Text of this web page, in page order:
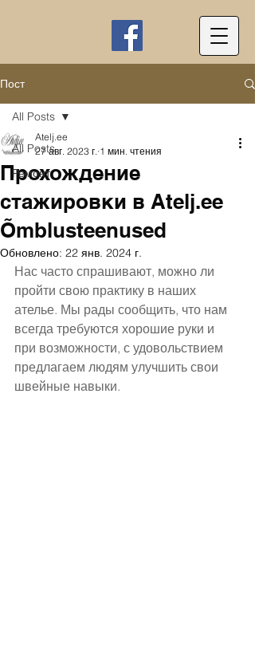
Пост
All Posts
Ремонт
All Posts
Прохождение
стажировки в Atelj.ee
Õmblusteenused
Atelj.ee
27 авг. 2023 г. 1 мин. чтения
Обновлено: 22 янв. 2024 г.
Нас часто спрашивают, можно ли
пройти свою практику в наших
ателье. Мы рады сообщить, что нам
всегда требуются хорошие руки и
при возможности, с удовольствием
предлагаем людям улучшить свои
швейные навыки.